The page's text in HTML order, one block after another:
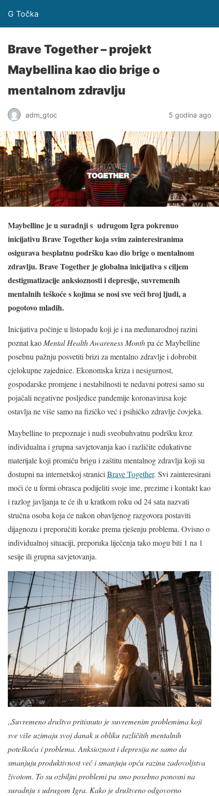
G Točka
Brave Together – projekt
Maybellina kao dio brige o
mentalnom zdravlju
adm_gtoc 5 godina ago
Maybelline je u suradnji s udrugom Igra pokrenuo
inicijativu Brave Together koja svim zainteresiranima
osigurava besplatnu podršku kao dio brige o mentalnom
zdravlju. Brave Together je globalna inicijativa s ciljem
destigmatizacije anksioznosti i depresije, suvremenih
mentalnih teškoće s kojima se nosi sve veći broj ljudi, a
pogotovo mladih.
Inicijativa počinje u listopadu koji je i na međunarodnoj razini
poznat kao Mental Health Awareness Monthpa će Maybelline
posebnu pažnju posvetiti brizi za mentalno zdravlje i dobrobit
cjelokupne zajednice. Ekonomska kriza i nesigurnost,
gospodarske promjene i nestabilnosti te nedavni potresi samo su
pojačali negativne posljedice pandemije koronavirusa koje
ostavlja ne više samo na fizičko već i psihičko zdravlje čovjeka.
Maybelline to prepoznaje i nudi sveobuhvatnu podršku kroz
individualna i grupna savjetovanja kao i različite edukativne
materijale koji promiču brigu i zaštitu mentalnog zdravlja koji su
dostupni na internetskoj stranici Brave Together. Svi zainteresirani
moći će u formi obrasca podijeliti svoje ime, prezime i kontakt kao
i razlog javljanja te će ih u kratkom roku od 24 sata nazvati
stručna osoba koja će nakon obavljenog razgovora postaviti
dijagnozu i preporučiti korake prema rješenju problema. Ovisno o
individualnoj situaciji, preporuka liječenja tako mogu biti 1 na 1
sesije ili grupna savjetovanja.
„Suvremeno društvo pritisnuto je suvremenim problemima koji
sve više uzimaju svoj danak u obliku različitih mentalnih
poteškoća i problema. Anksioznost i depresija ne samo da
smanjuju produktivnost već i smanjuju opću razinu zadovoljstva
životom. To su ozbiljni problemi pa smo posebno ponosni na
suradnju s udrugom Igra. Kako je društveno odgovorno